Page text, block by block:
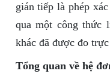
gián tiếp là phép
qua một công thức
khác đã được đo
Tổng quan về hệ